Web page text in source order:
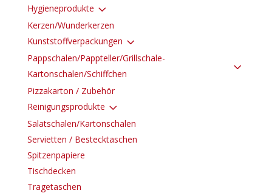
Hygieneprodukte 3
Kerzen/Wunderkerzen
Kunststoffverpackungen 3
Pappschalen/Pappteller/Grillschale-
Kartonschalen/Schiffchen
3
Pizzakarton / Zubehör
Reinigungsprodukte 3
Salatschalen/Kartonschalen
Servietten / Bestecktaschen
Spitzenpapiere
Tischdecken
Tragetaschen